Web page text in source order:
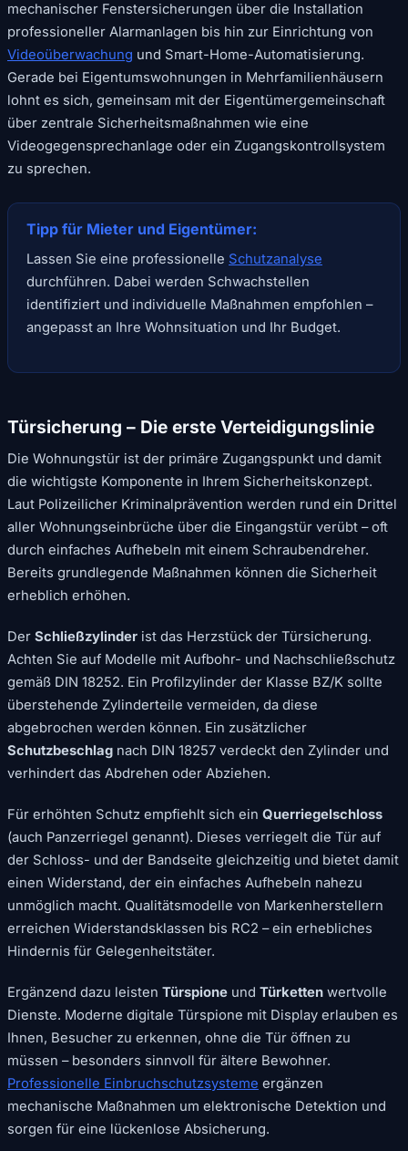
mechanischer Fenstersicherungen über die Installation
professioneller Alarmanlagen bis hin zur Einrichtung von
Videoüberwachung und Smart-Home-Automatisierung.
Gerade bei Eigentumswohnungen in Mehrfamilienhäusern
lohnt es sich, gemeinsam mit der Eigentümergemeinschaft
über zentrale Sicherheitsmaßnahmen wie eine
Videogegensprechanlage oder ein Zugangskontrollsystem
zu sprechen.
Tipp für Mieter und Eigentümer:
Lassen Sie eine professionelle Schutzanalyse
durchführen. Dabei werden Schwachstellen
identifiziert und individuelle Maßnahmen empfohlen –
angepasst an Ihre Wohnsituation und Ihr Budget.
Türsicherung – Die erste Verteidigungslinie
Die Wohnungstür ist der primäre Zugangspunkt und damit
die wichtigste Komponente in Ihrem Sicherheitskonzept.
Laut Polizeilicher Kriminalprävention werden rund ein Drittel
aller Wohnungseinbrüche über die Eingangstür verübt – oft
durch einfaches Aufhebeln mit einem Schraubendreher.
Bereits grundlegende Maßnahmen können die Sicherheit
erheblich erhöhen.
Der Schließzylinder ist das Herzstück der Türsicherung.
Achten Sie auf Modelle mit Aufbohr- und Nachschließschutz
gemäß DIN 18252. Ein Profilzylinder der Klasse BZ/K sollte
überstehende Zylinderteile vermeiden, da diese
abgebrochen werden können. Ein zusätzlicher
Schutzbeschlag nach DIN 18257 verdeckt den Zylinder und
verhindert das Abdrehen oder Abziehen.
Für erhöhten Schutz empfiehlt sich ein Querriegelschloss
(auch Panzerriegel genannt). Dieses verriegelt die Tür auf
der Schloss- und der Bandseite gleichzeitig und bietet damit
einen Widerstand, der ein einfaches Aufhebeln nahezu
unmöglich macht. Qualitätsmodelle von Markenherstellern
erreichen Widerstandsklassen bis RC2 – ein erhebliches
Hindernis für Gelegenheitstäter.
Ergänzend dazu leisten Türspione und Türketten wertvolle
Dienste. Moderne digitale Türspione mit Display erlauben es
Ihnen, Besucher zu erkennen, ohne die Tür öffnen zu
müssen – besonders sinnvoll für ältere Bewohner.
Professionelle Einbruchschutzsysteme ergänzen
mechanische Maßnahmen um elektronische Detektion und
sorgen für eine lückenlose Absicherung.